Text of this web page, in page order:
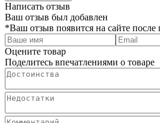
Написать отзыв
Ваш отзыв был добавлен
*Ваш отзыв появится на сайте после
Оцените товар
Поделитесь впечатлениями о товаре